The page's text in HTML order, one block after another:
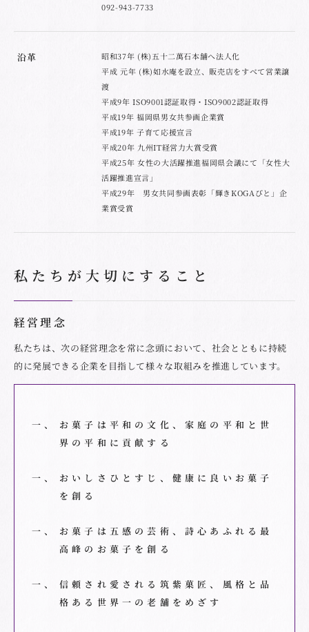
092-943-7733
沿革
昭和37年 (株)五十二萬石本舗へ法人化
平成 元年 (株)如水庵を設立、販売店をすべて営業譲
渡
平成9年 ISO9001認証取得・ISO9002認証取得
平成19年 福岡県男女共参画企業賞
平成19年 子育て応援宣言
平成20年 九州IT経営力大賞受賞
平成25年 女性の大活躍推進福岡県会議にて「女性大
活躍推進宣言」
平成29年 男女共同参画表彰「輝きKOGAびと」企
業賞受賞
私たちが大切にすること
経営理念
私たちは、次の経営理念を常に念頭において、社会とともに持続
的に発展できる企業を目指して様々な取組みを推進しています。
一、
お菓子は平和の文化、家庭の平和と世
界の平和に貢献する
一、
おいしさひとすじ、健康に良いお菓子
を創る
一、
お菓子は五感の芸術、詩心あふれる最
高峰のお菓子を創る
一、
信頼され愛される筑紫菓匠、風格と品
格ある世界一の老舗をめざす